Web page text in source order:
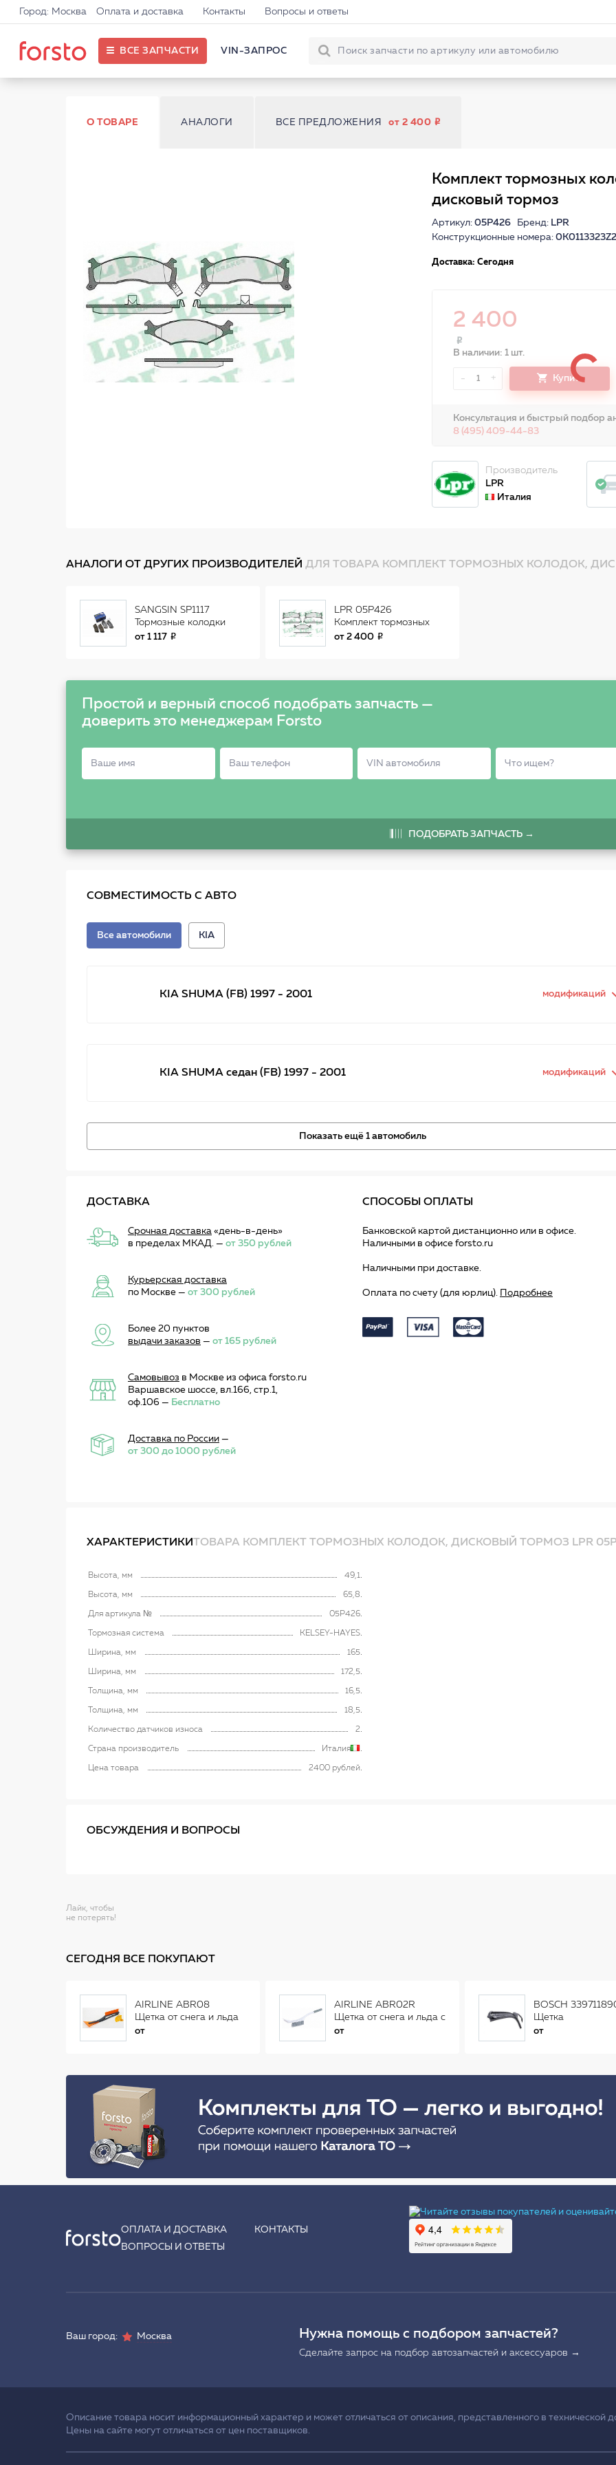
Город: Москва Оплата и доставка Контакты Вопросы и ответы
ВСЕ ЗАПЧАСТИ VIN-ЗАПРОС
О ТОВАРЕ АНАЛОГИ ВСЕ ПРЕДЛОЖЕНИЯ от 2 400
Комплект тормозных
дисковый тормоз
Артикул: 05P426 Бренд: LPR
Конструкционные номера:
Доставка: Сегодня
2 400
В наличии: 1 шт.
- 1 + Купить
Консультация и быстрый подбор
8 (495) 409-44-83
Производитель
LPR
Италия
АНАЛОГИ ОТ ДРУГИХ ПРОИЗВОДИТЕЛЕЙ ДЛЯ ТОВАРА КОМПЛЕКТ ТОРМОЗНЫХ КОЛОДОК,
SANGSIN SP1117
Тормозные колодки
дисковые SP1117
от 1 117
LPR 05P426
Комплект тормозных
колодок 05P426
от 2 400
Простой и верный способ подобрать запчасть —
доверить это менеджерам Forsto
ПОДОБРАТЬ ЗАПЧАСТЬ →
СОВМЕСТИМОСТЬ С АВТО
Все автомобили KIA
KIA SHUMA (FB) 1997 - 2001 модификаций
KIA SHUMA седан (FB) 1997 - 2001 модификаций
Показать ещё 1 автомобиль
ДОСТАВКА
Срочная доставка «день-в-день»
в пределах МКАД. — от 350 рублей
Курьерская доставка
по Москве — от 300 рублей
Более 20 пунктов
выдачи заказов — от 165 рублей
Самовывоз в Москве из офиса forsto.ru
Варшавское шоссе, вл.166, стр.1,
оф.106 — Бесплатно
Доставка по России —
от 300 до 1000 рублей
СПОСОБЫ ОПЛАТЫ
Банковской картой дистанционно или в офисе.
Наличными в офисе forsto.ru
Наличными при доставке.
Оплата по счету (для юрлиц). Подробнее
ХАРАКТЕРИСТИКИТОВАРА КОМПЛЕКТ ТОРМОЗНЫХ КОЛОДОК, ДИСКОВЫЙ ТОРМОЗ LPR
Высота, мм 49,1
Высота, мм 65,8
Для артикула № 05P426
Тормозная система KELSEY-HAYES
Ширина, мм 165
Ширина, мм 172,5
Толщина, мм 16,5
Толщина, мм 18,5
Количество датчиков износа 2
Страна производитель Италия
Цена товара 2400 рублей
ОБСУЖДЕНИЯ И ВОПРОСЫ
Лайк, чтобы
не потерять!
СЕГОДНЯ ВСЕ ПОКУПАЮТ
AIRLINE ABR08
Щетка от снега и льда
(34 см)
от
AIRLINE ABR02R
Щетка от снега и льда с
распушенной щетиной
от
BOSCH
Щетка
стеклоочистителя
от
ОПЛАТА И ДОСТАВКА
КОНТАКТЫ
ВОПРОСЫ И ОТВЕТЫ
Ваш город: Москва Нужна помощь с подбором запчастей?
Сделайте запрос на подбор автозапчастей и аксессуаров →
Описание товара носит информационный характер и может отличаться от описания, представленного в технической
Цены на сайте могут отличаться от цен поставщиков.